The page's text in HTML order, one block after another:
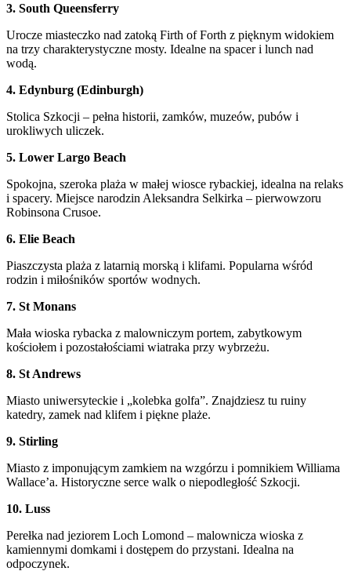
3. South Queensferry
Urocze miasteczko nad zatoką Firth of Forth z pięknym widokiem
na trzy charakterystyczne mosty. Idealne na spacer i lunch nad
wodą.
4. Edynburg (Edinburgh)
Stolica Szkocji – pełna historii, zamków, muzeów, pubów i
urokliwych uliczek.
5. Lower Largo Beach
Spokojna, szeroka plaża w małej wiosce rybackiej, idealna na relaks
i spacery. Miejsce narodzin Aleksandra Selkirka – pierwowzoru
Robinsona Crusoe.
6. Elie Beach
Piaszczysta plaża z latarnią morską i klifami. Popularna wśród
rodzin i miłośników sportów wodnych.
7. St Monans
Mała wioska rybacka z malowniczym portem, zabytkowym
kościołem i pozostałościami wiatraka przy wybrzeżu.
8. St Andrews
Miasto uniwersyteckie i „kolebka golfa”. Znajdziesz tu ruiny
katedry, zamek nad klifem i piękne plaże.
9. Stirling
Miasto z imponującym zamkiem na wzgórzu i pomnikiem Williama
Wallace’a. Historyczne serce walk o niepodległość Szkocji.
10. Luss
Perełka nad jeziorem Loch Lomond – malownicza wioska z
kamiennymi domkami i dostępem do przystani. Idealna na
odpoczynek.